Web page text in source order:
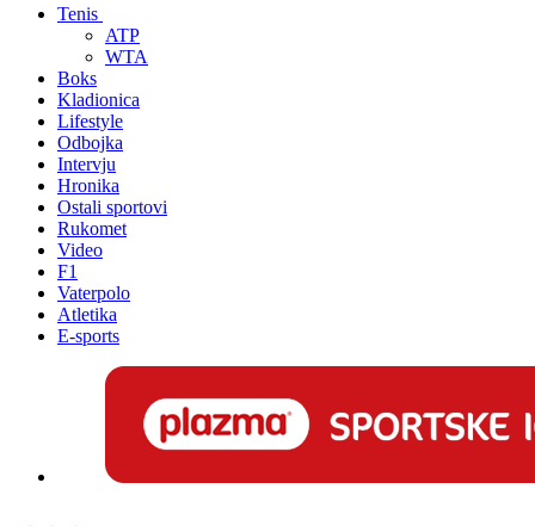
Tenis
ATP
WTA
Boks
Kladionica
Lifestyle
Odbojka
Intervju
Hronika
Ostali sportovi
Rukomet
Video
F1
Vaterpolo
Atletika
E-sports